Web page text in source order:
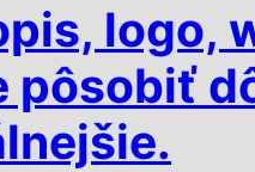
logo,
pôsobiť